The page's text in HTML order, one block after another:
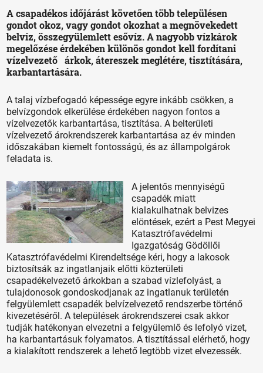
A csapadékos időjárást követően több településen
gondot okoz, vagy gondot okozhat a megnövekedett
belvíz, összegyülemlett esővíz. A nagyobb vízkárok
megelőzése érdekében különös gondot kell fordítani
vízelvezető árkok, átereszek meglétére, tisztítására,
karbantartására.
A talaj vízbefogadó képessége egyre inkább csökken, a
belvízgondok elkerülése érdekében nagyon fontos a
vízelvezetők karbantartása, tisztítása. A belterületi
vízelvezető árokrendszerek karbantartása az év minden
időszakában kiemelt fontosságú, és az állampolgárok
feladata is.
A jelentős mennyiségű
csapadék miatt
kialakulhatnak belvizes
elöntések, ezért a Pest Megyei
Katasztrófavédelmi
Igazgatóság Gödöllői
Katasztrófavédelmi Kirendeltsége kéri, hogy a lakosok
biztosítsák az ingatlanjaik előtti közterületi
csapadékelvezető árkokban a szabad vízlefolyást, a
tulajdonosok gondoskodjanak az ingatlanuk területén
felgyülemlett csapadék belvízelvezető rendszerbe történő
kivezetéséről. A települések árokrendszerei csak akkor
tudják hatékonyan elvezetni a felgyülemlő és lefolyó vizet,
ha karbantartásuk folyamatos. A tisztítással elérhető, hogy
a kialakított rendszerek a lehető legtöbb vizet elvezessék.